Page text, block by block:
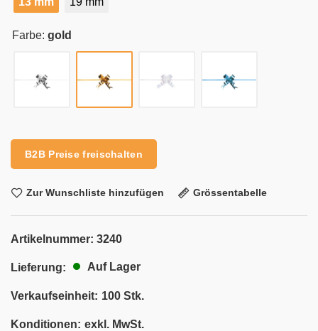
Farbe: gold
B2B Preise freischalten
Zur Wunschliste hinzufügen Grössentabelle
Artikelnummer: 3240
Lieferung: Auf Lager
Verkaufseinheit: 100 Stk.
Konditionen: exkl. MwSt.